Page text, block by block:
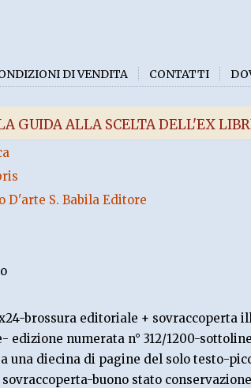
DI VENDITA CONTATTI
GUIDA ALLA SCELTA DELL'EX
D'arte S. Babila Editore
brossura editoriale + sovraccoperta
edizione numerata n° 312/1200-
una diecina di pagine del solo testo-
sovraccoperta-buono stato conservazione